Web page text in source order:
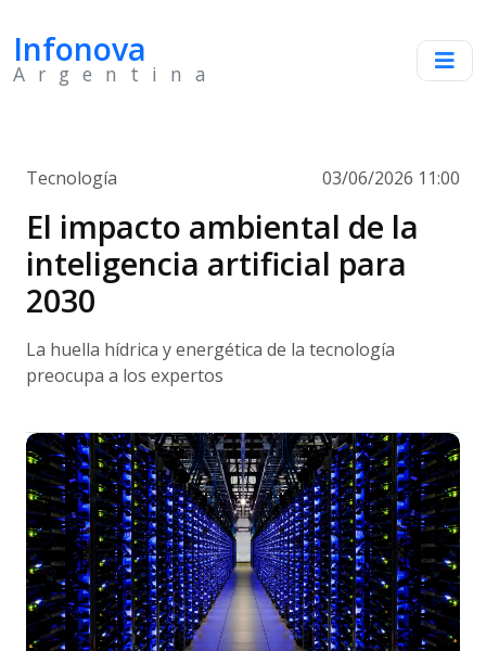
Infonova
Argentina
Tecnología 03/06/2026 11:00
El impacto ambiental de la
inteligencia artificial para
2030
La huella hídrica y energética de la tecnología
preocupa a los expertos